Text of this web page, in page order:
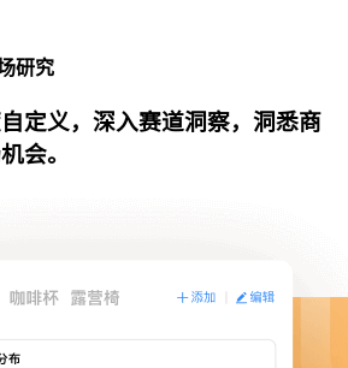
研究
定义，深入赛道洞察，洞悉商
会。